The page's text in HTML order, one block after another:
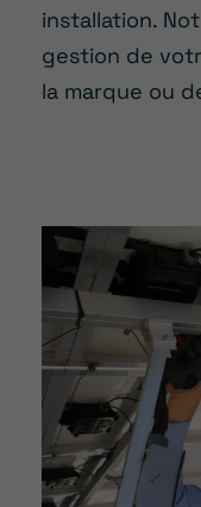
installation.
gestion de
la marque ou